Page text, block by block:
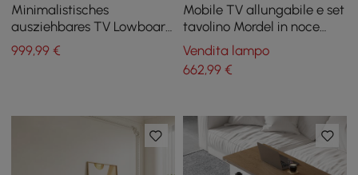
Minimalistisches
ausziehbares TV Lowboard
& Couchtisch Set Quoint
999,99 €
Mobile TV allungabile e set
tavolino Mordel in noce
lucido
Vendita lampo
662,99€